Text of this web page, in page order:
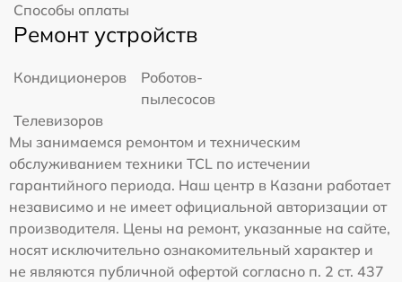
Способы оплаты
Ремонт устройств
Кондиционеров
Роботов-
пылесосов
Телевизоров
Мы занимаемся ремонтом и техническим
обслуживанием техники TCL по истечении
гарантийного периода. Наш центр в Казани работает
независимо и не имеет официальной авторизации от
производителя. Цены на ремонт, указанные на сайте,
носят исключительно ознакомительный характер и
не являются публичной офертой согласно п. 2 ст. 437